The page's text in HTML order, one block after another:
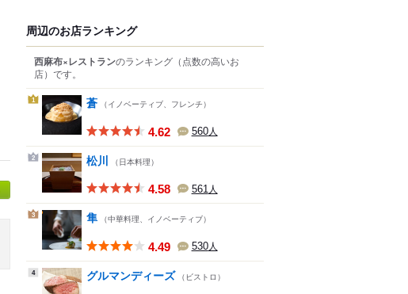
周辺のお店ランキング
西麻布×レストランのランキング （点数の高いお
店） です。
1 蒼 （イノベーティブ、フレンチ）
4.62 560人
2 松川 （日本料理）
4.58 561 人
3 隼 （中華料理、イノベーティブ）
4.49 530人
4 グルマンディーズ （ビストロ）